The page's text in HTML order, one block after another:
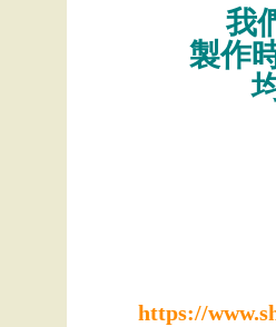
我
製作
https://